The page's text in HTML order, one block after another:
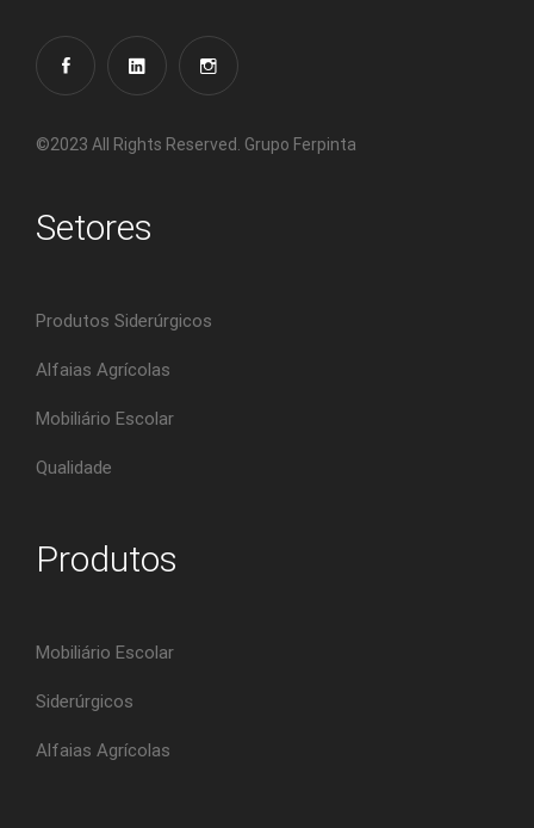
©2023 All Rights Reserved. Grupo Ferpinta
Setores
Produtos Siderúrgicos
Alfaias Agrícolas
Mobiliário Escolar
Qualidade
Produtos
Mobiliário Escolar
Siderúrgicos
Alfaias Agrícolas